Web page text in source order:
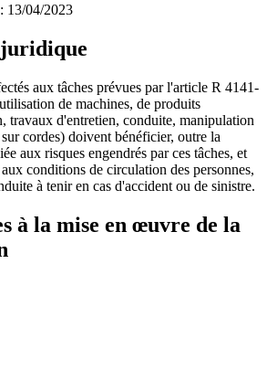
: 13/04/2023
aux tâches prévues par l'article R 4141-
de machines, de produits
travaux d'entretien, conduite, manipulation
cordes) doivent bénéficier, outre la
aux risques engendrés par ces tâches, et
conditions de circulation des personnes,
à tenir en cas d'accident ou de sinistre.
à la mise en œuvre de la